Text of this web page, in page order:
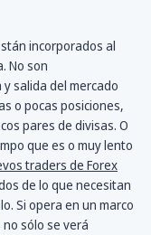
incorporados al
No son
salida del mercado
o pocas posiciones,
pares de divisas. O
que es o muy lento
traders de Forex
de lo que necesitan
Si opera en un marco
sólo se verá